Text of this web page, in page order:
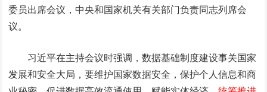
委员出席会议，中央和国家机关有关部门负责同志列席会
议。
习近平在主持会议时强调，数据基础制度建设事关国家
发展和安全大局，要维护国家数据安全，保护个人信息和商